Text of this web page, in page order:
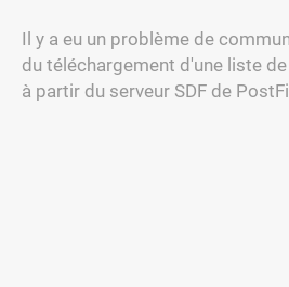
Il y a eu un problème de
du téléchargement d'une liste
à partir du serveur SDF de